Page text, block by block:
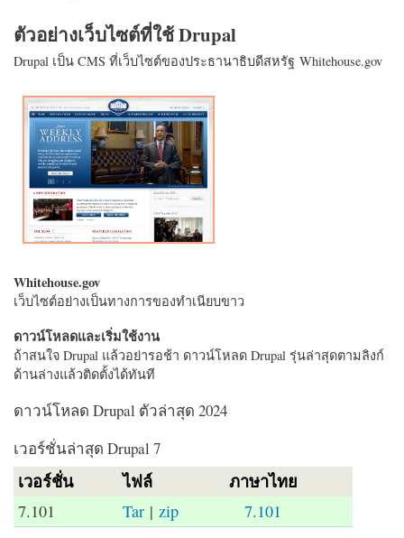
ตัวอย่างเว็บไซต์ที่ใช้ Drupal
Drupal เป็น CMS ที่เว็บไซต์ของประธานาธิบดีสหรัฐ Whitehouse.gov
Whitehouse.gov
เว็บไซต์อย่างเป็นทางการของทำเนียบขาว
ดาวน์โหลดและเริ่มใช้งาน
ถ้าสนใจ Drupal แล้วอย่ารอช้า ดาวน์โหลด Drupal รุ่นล่าสุดตามลิงก์
ด้านล่างแล้วติดตั้งได้ทันที
ดาวน์โหลด Drupal ตัวล่าสุด 2024
เวอร์ชั่นล่าสุด Drupal 7
เวอร์ชั่น ไฟล์ ภาษาไทย
7.101 Tar |zip 7.101